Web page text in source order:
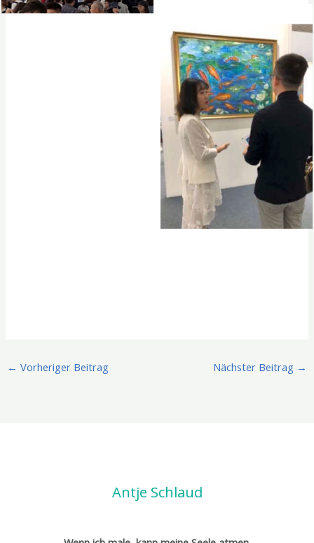
← Vorheriger Beitrag Nächster Beitrag →
Antje Schlaud